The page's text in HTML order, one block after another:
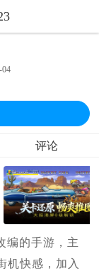
04
评论
编的手游，主
机快感，加入